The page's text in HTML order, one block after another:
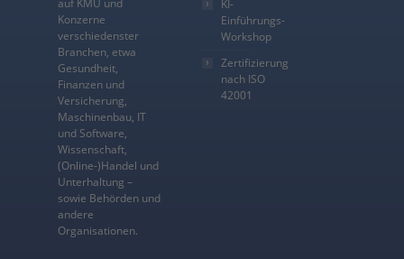
auf KMU und
Konzerne
verschiedenster
Branchen, etwa
Gesundheit,
Finanzen und
Versicherung,
Maschinenbau, IT
und Software,
Wissenschaft,
(Online-)Handel und
Unterhaltung –
sowie Behörden und
andere
Organisationen.
KI-
Einführungs-
Workshop
Zertifizierung
nach ISO
42001